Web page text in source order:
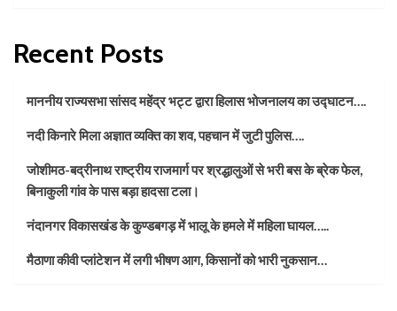
Recent Posts
माननीय राज्यसभा सांसद महेंद्र भट्ट द्वारा हिलास भोजनालय का उद्घाटन….
नदी किनारे मिला अज्ञात व्यक्ति का शव, पहचान में जुटी पुलिस….
जोशीमठ-बद्रीनाथ राष्ट्रीय राजमार्ग पर श्रद्धालुओं से भरी बस के ब्रेक फेल,
बिनाकुली गांव के पास बड़ा हादसा टला।
नंदानगर विकासखंड के कुण्डबगड़ में भालू के हमले में महिला घायल…..
मैठाणा कीवी प्लांटेशन में लगी भीषण आग, किसानों को भारी नुकसान…